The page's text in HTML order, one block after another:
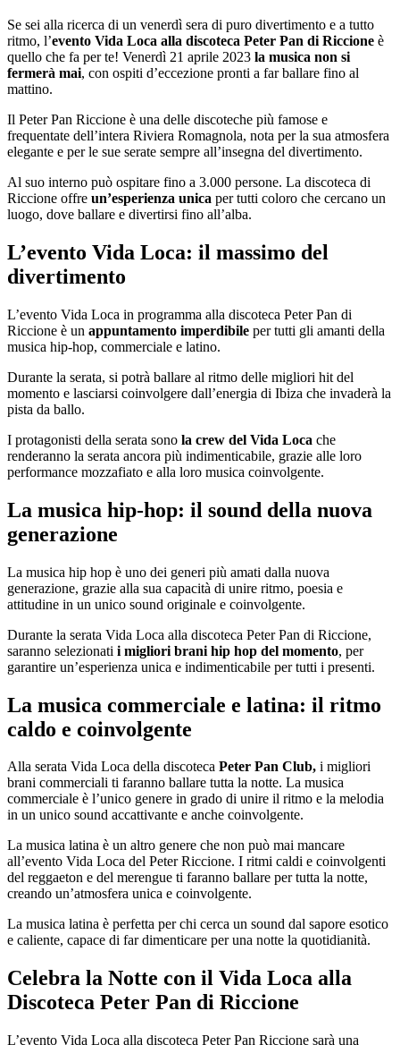
Se sei alla ricerca di un venerdì sera di puro divertimento e a tutto
ritmo, l’evento Vida Loca alla discoteca Peter Pan di Riccione è
quello che fa per te! Venerdì 21 aprile 2023 la musica non si
fermerà mai, con ospiti d’eccezione pronti a far ballare fino al
mattino.
Il Peter Pan Riccione è una delle discoteche più famose e
frequentate dell’intera Riviera Romagnola, nota per la sua atmosfera
elegante e per le sue serate sempre all’insegna del divertimento.
Al suo interno può ospitare fino a 3.000 persone. La discoteca di
Riccione offre un’esperienza unica per tutti coloro che cercano un
luogo, dove ballare e divertirsi fino all’alba.
L’evento Vida Loca: il massimo del
divertimento
L’evento Vida Loca in programma alla discoteca Peter Pan di
Riccione è un appuntamento imperdibile per tutti gli amanti della
musica hip-hop, commerciale e latino.
Durante la serata, si potrà ballare al ritmo delle migliori hit del
momento e lasciarsi coinvolgere dall’energia di Ibiza che invaderà la
pista da ballo.
I protagonisti della serata sono la crew del Vida Loca che
renderanno la serata ancora più indimenticabile, grazie alle loro
performance mozzafiato e alla loro musica coinvolgente.
La musica hip-hop: il sound della nuova
generazione
La musica hip hop è uno dei generi più amati dalla nuova
generazione, grazie alla sua capacità di unire ritmo, poesia e
attitudine in un unico sound originale e coinvolgente.
Durante la serata Vida Loca alla discoteca Peter Pan di Riccione,
saranno selezionati i migliori brani hip hop del momento, per
garantire un’esperienza unica e indimenticabile per tutti i presenti.
La musica commerciale e latina: il ritmo
caldo e coinvolgente
Alla serata Vida Loca della discoteca Peter Pan Club, i migliori
brani commerciali ti faranno ballare tutta la notte. La musica
commerciale è l’unico genere in grado di unire il ritmo e la melodia
in un unico sound accattivante e anche coinvolgente.
La musica latina è un altro genere che non può mai mancare
all’evento Vida Loca del Peter Riccione. I ritmi caldi e coinvolgenti
del reggaeton e del merengue ti faranno ballare per tutta la notte,
creando un’atmosfera unica e coinvolgente.
La musica latina è perfetta per chi cerca un sound dal sapore esotico
e caliente, capace di far dimenticare per una notte la quotidianità.
Celebra la Notte con il Vida Loca alla
Discoteca Peter Pan di Riccione
L’evento Vida Loca alla discoteca Peter Pan Riccione sarà una